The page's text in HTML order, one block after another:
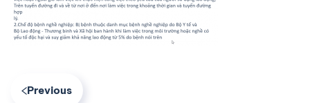
Previous